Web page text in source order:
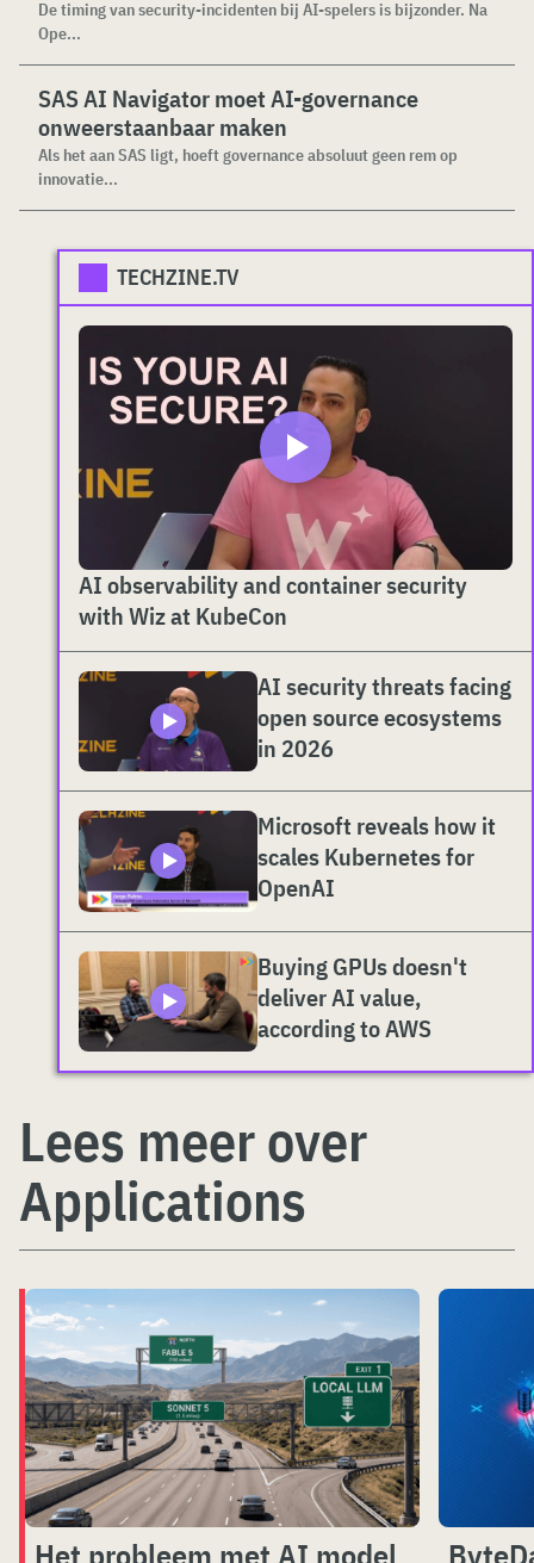
De timing van security-incidenten bij AI-spelers is bijzonder. Na
Ope...
SAS AI Navigator moet AI-governance
onweerstaanbaar maken
Als het aan SAS ligt, hoeft governance absoluut geen rem op
innovatie...
TECHZINE.TV
AI observability and container security
with Wiz at KubeCon
AI security threats facing
open source ecosystems
in 2026
Microsoft reveals how it
scales Kubernetes for
OpenAI
Buying GPUs doesn't
deliver AI value,
according to AWS
Lees meer over
Applications
Het probleem met AI model